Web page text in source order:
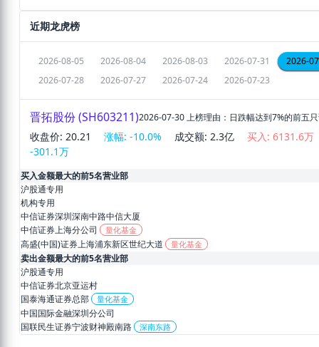
近期龙虎榜
2026-08-05 2026-08-04 2026-08-03 2026-07-31
2026-
2026-07-28
2026-07-27 2026-07-24 2026-07-23
晋拓股份(SH603211)2026-07-30上榜理由： 日跌幅达到7%的前五
收盘价: 20.21 涨幅: -10.0% 成交额: 2.3亿 买入: 6131.6万
-301.1万
买入金额最大的前5名营业部
沪股通专用
机构专用
中信证券深圳深南中路中信大厦
中信证券上海分公司
量化基金
高盛(中国)证券上海浦东新区世纪大道 量化基金
卖出金额最大的前5名营业部
沪股通专用
中信证券北京亚运村
国泰海通证券总部
量化基金
中国国际金融深圳分公司
国联民生证券宁波财神殿南路
深南东路